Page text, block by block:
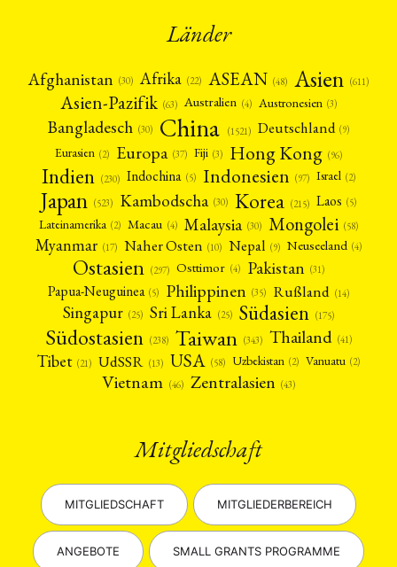
Länder
Afghanistan (30) Afrika (22) ASEAN (48) Asien (611)
Asien-Pazifik (63) Australien (4) Austronesien (3)
Bangladesch (30) China (1521) Deutschland (9)
Eurasien (2) Europa (37) Fiji (3) Hong Kong (96)
Indien (230) Indochina (5) Indonesien (97) Israel (2)
Japan (523) Kambodscha (30) Korea (215) Laos (5)
Lateinamerika (2) Macau (4) Malaysia (30) Mongolei (58)
Myanmar (17) Naher Osten (10) Nepal (9) Neuseeland (4)
Ostasien (297) Osttimor (4) Pakistan (31)
Papua-Neuguinea (5) Philippinen (35) Rußland (14)
Singapur (25) Sri Lanka (25) Südasien (175)
Südostasien (238) Taiwan (343) Thailand (41)
Tibet (21) UdSSR (13) USA (58) Uzbekistan (2) Vanuatu (2)
Vietnam (46) Zentralasien (43)
Mitgliedschaft
MITGLIEDSCHAFT MITGLIEDERBEREICH
ANGEBOTE SMALL GRANTS PROGRAMME